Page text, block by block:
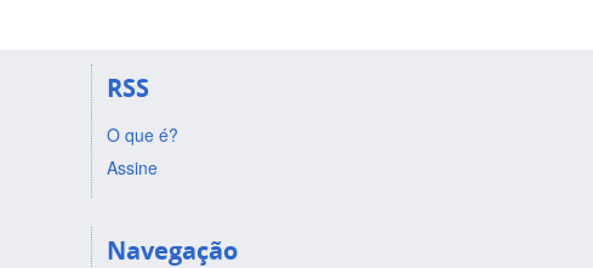
RSS
O que é?
Assine
Navegação